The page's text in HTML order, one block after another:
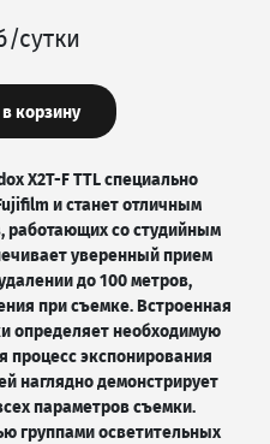
сутки
корзину
X2T-F TTL специально
и станет отличным
со студийным
уверенный прием
до 100 метров,
при съемке. Встроенная
определяет необходимую
процесс экспонирования
наглядно демонстрирует
параметров съемки.
группами осветительных